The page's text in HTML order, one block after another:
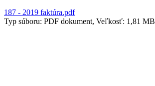
187 - 2019 faktúra.pdf
Typ súboru: PDF dokument, Veľkosť: 1,81 MB